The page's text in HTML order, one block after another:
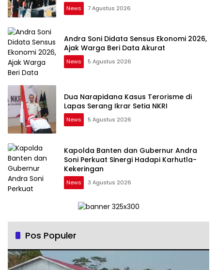
News 7 Agustus 2026
Andra Soni Didata Sensus Ekonomi 2026,
Ajak Warga Beri Data Akurat
News 5 Agustus 2026
Dua Narapidana Kasus Terorisme di
Lapas Serang Ikrar Setia NKRI
News 5 Agustus 2026
Kapolda Banten dan Gubernur Andra
Soni Perkuat Sinergi Hadapi Karhutla-
Kekeringan
News 3 Agustus 2026
Pos Populer